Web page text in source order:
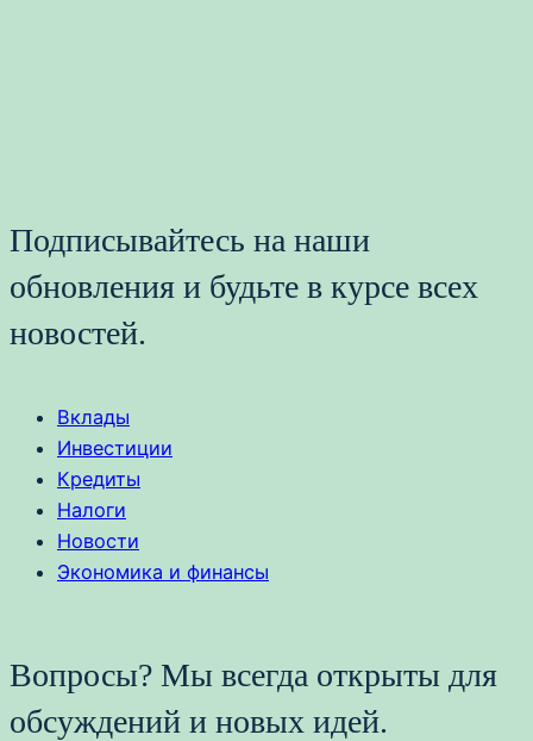
Подписывайтесь на наши
обновления и будьте в курсе всех
новостей.
Вклады
Инвестиции
Кредиты
Налоги
Новости
Экономика и финансы
Вопросы? Мы всегда открыты для
обсуждений и новых идей.